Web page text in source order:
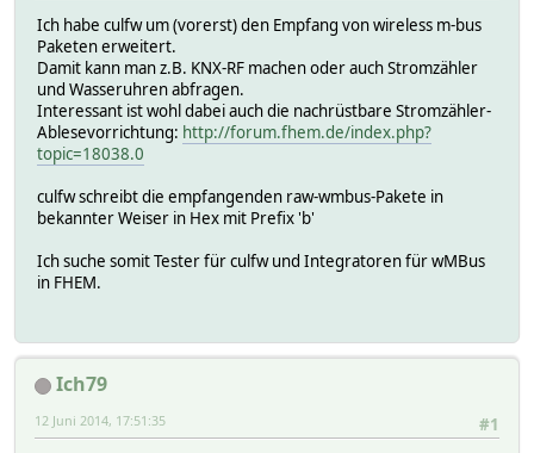
Ich habe culfw um (vorerst) den Empfang von wireless m-bus
Paketen erweitert.
Damit kann man z.B. KNX-RF machen oder auch Stromzähler
und Wasseruhren abfragen.
Interessant ist wohl dabei auch die nachrüstbare Stromzähler-
Ablesevorrichtung: http://forum.fhem.de/index.php?
topic=18038.0
culfw schreibt die empfangenden raw-wmbus-Pakete in
bekannter Weiser in Hex mit Prefix 'b'
Ich suche somit Tester für culfw und Integratoren für wMBus
in FHEM.
Ich79
#1
12 Juni 2014, 17:51:35